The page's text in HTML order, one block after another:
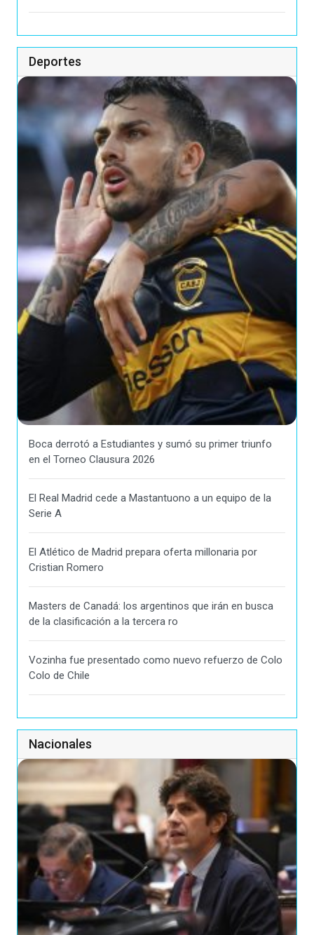
Deportes
Boca derrotó a Estudiantes y sumó su primer triunfo
en el Torneo Clausura 2026
El Real Madrid cede a Mastantuono a un equipo de la
Serie A
El Atlético de Madrid prepara oferta millonaria por
Cristian Romero
Masters de Canadá: los argentinos que irán en busca
de la clasificación a la tercera ro
Vozinha fue presentado como nuevo refuerzo de Colo
Colo de Chile
Nacionales